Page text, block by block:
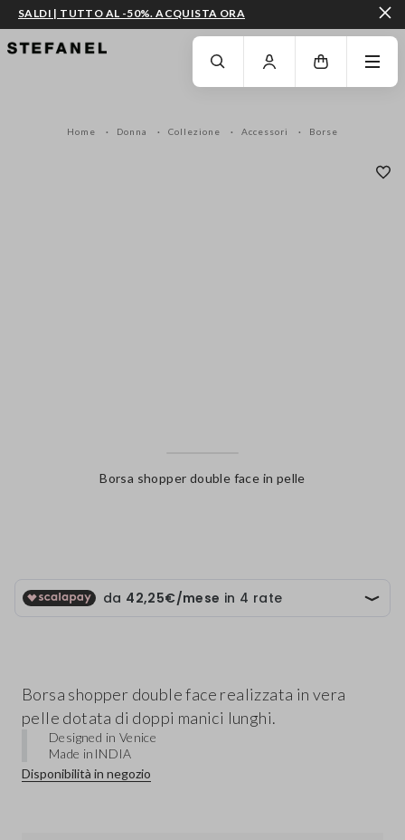
VAI AL CONTENUTO PRINCIPALE SCENDI AL FONDO DELLA PAGINA
SALDI | TUTTO AL -50%. ACQUISTA ORA
Home Donna Collezione Accessori Borse
Borsa shopper double face in pelle
Borsa shopper double face realizzata in vera
pelle dotata di doppi manici lunghi.
Designed in Venice
Made in INDIA
Disponibilità in negozio